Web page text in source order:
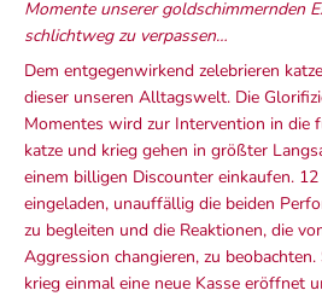
Momente unserer goldschimmernden
schlichtweg zu verpassen…
Dem entgegenwirkend zelebrieren
dieser unseren Alltagswelt. Die
Momentes wird zur Intervention in die
katze und krieg gehen in größter
einem billigen Discounter einkaufen.
eingeladen, unauffällig die beiden
zu begleiten und die Reaktionen, die
Aggression changieren, zu
krieg einmal eine neue Kasse eröffnet